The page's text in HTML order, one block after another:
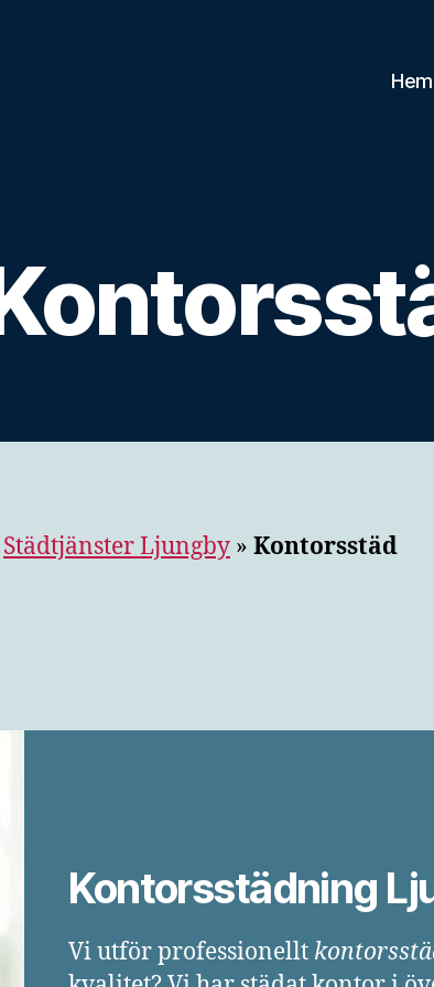
Hem
Städtjänster Ljungby » Kontorsstäd
Kontorsstädning
Vi utför professionellt